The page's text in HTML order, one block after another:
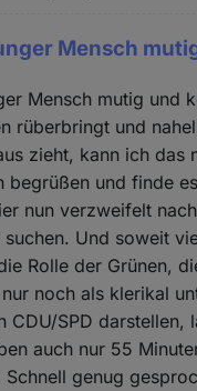
Mensch
Mensch mutig und
rüberbringt und
zieht, kann ich das
begrüßen und finde
nun verzweifelt
Und soweit
Rolle der Grünen,
noch als klerikal
CDU/SPD darstellen,
auch nur 55
genug